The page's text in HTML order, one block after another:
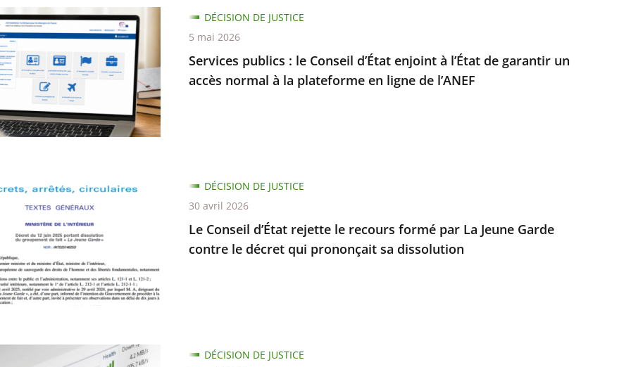
Services publics : le Conseil d’État enjoint à l’État de garantir un
accès normal à la plateforme en ligne de l’ANEF
DÉCISION DE JUSTICE
5 mai 2026
Le Conseil d’État rejette le recours formé par La Jeune Garde
contre le décret qui prononçait sa dissolution
DÉCISION DE JUSTICE
30 avril 2026
DÉCISION DE JUSTICE